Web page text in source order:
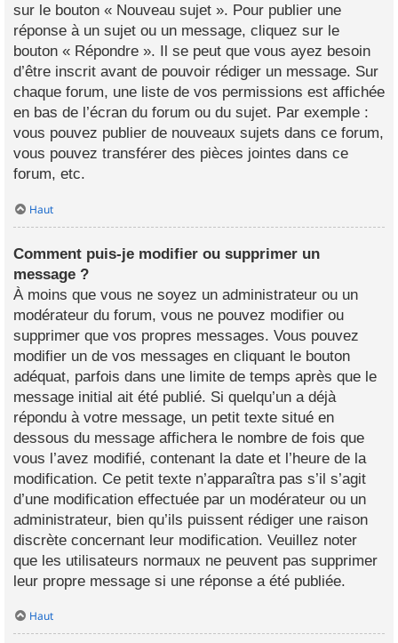
sur le bouton « Nouveau sujet ». Pour publier une
réponse à un sujet ou un message, cliquez sur le
bouton « Répondre ». Il se peut que vous ayez besoin
d’être inscrit avant de pouvoir rédiger un message. Sur
chaque forum, une liste de vos permissions est affichée
en bas de l’écran du forum ou du sujet. Par exemple :
vous pouvez publier de nouveaux sujets dans ce forum,
vous pouvez transférer des pièces jointes dans ce
forum, etc.
Haut
Comment puis-je modifier ou supprimer un
message ?
À moins que vous ne soyez un administrateur ou un
modérateur du forum, vous ne pouvez modifier ou
supprimer que vos propres messages. Vous pouvez
modifier un de vos messages en cliquant le bouton
adéquat, parfois dans une limite de temps après que le
message initial ait été publié. Si quelqu’un a déjà
répondu à votre message, un petit texte situé en
dessous du message affichera le nombre de fois que
vous l’avez modifié, contenant la date et l’heure de la
modification. Ce petit texte n’apparaîtra pas s’il s’agit
d’une modification effectuée par un modérateur ou un
administrateur, bien qu’ils puissent rédiger une raison
discrète concernant leur modification. Veuillez noter
que les utilisateurs normaux ne peuvent pas supprimer
leur propre message si une réponse a été publiée.
Haut